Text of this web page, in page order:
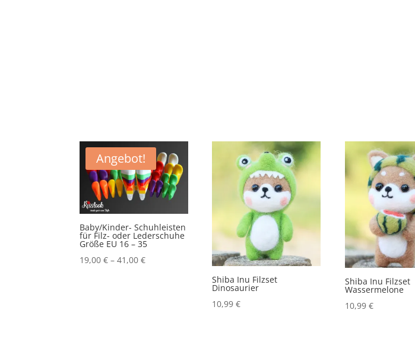
Angebot!
Baby/Kinder- Schuhleisten
für Filz- oder Lederschuhe
Größe EU 16 – 35
19,00€ –41,00€
Shiba Inu Filzset
Dinosaurier
10,99€
Shiba Inu Filzset
Wassermelone
10,99 €